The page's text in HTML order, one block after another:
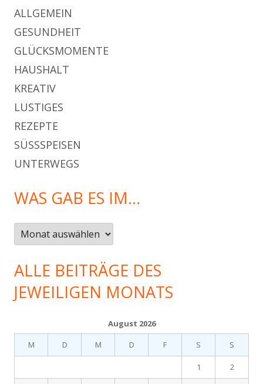
ALLGEMEIN
GESUNDHEIT
GLÜCKSMOMENTE
HAUSHALT
KREATIV
LUSTIGES
REZEPTE
SÜSSSPEISEN
UNTERWEGS
WAS GAB ES IM…
Was
gab
es
im…
ALLE BEITRÄGE DES
JEWEILIGEN MONATS
August 2026
M
D M D F S S
1 2